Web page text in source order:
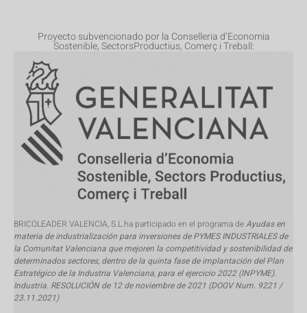
Proyecto subvencionado por la Conselleria d’Economia
Sostenible, SectorsProductius, Comerç i Treball:
BRICOLEADER VALENCIA, S.L.ha participado en el programa deAyudas en
materia de industrialización para inversiones de PYMES INDUSTRIALES de
la Comunitat Valenciana que mejoren la competitividad y sostenibilidad de
determinados sectores, dentro de la quinta fase de implantación del Plan
Estratégico de la Industria Valenciana, para el ejercicio 2022 (INPYME).
Industria. RESOLUCIÓN de 12 de noviembre de 2021 (DOGV Num. 9221 /
23.11.2021)